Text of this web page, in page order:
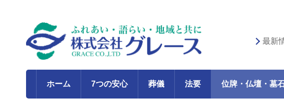
最新
ホーム 7つの安心 葬儀 法要 位牌・仏壇・墓